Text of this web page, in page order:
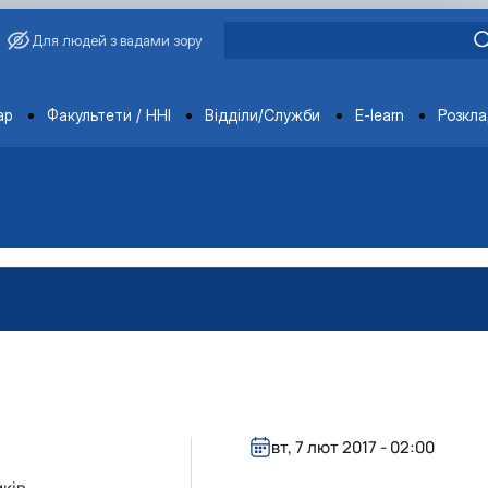
Для людей з вадами зору
Факультети / ННІ Відділи/Служби E-learn
вт, 7 лют 2017 - 02:00